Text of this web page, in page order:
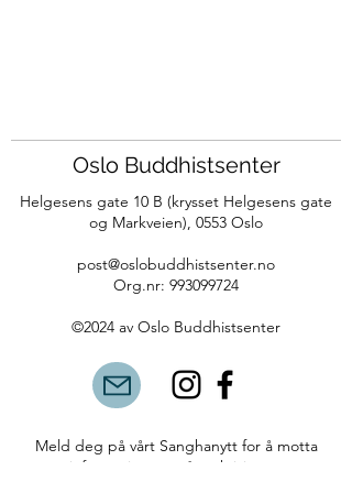
Oslo Buddhistsenter
Helgesens gate 10 B (krysset Helgesens gate
og Markveien), 0553 Oslo
post@oslobuddhistsenter.no
Org.nr: 993099724
©2024 av Oslo Buddhistsenter
Meld deg på vårt Sanghanytt for å motta
informasjon om våre aktiviteter.